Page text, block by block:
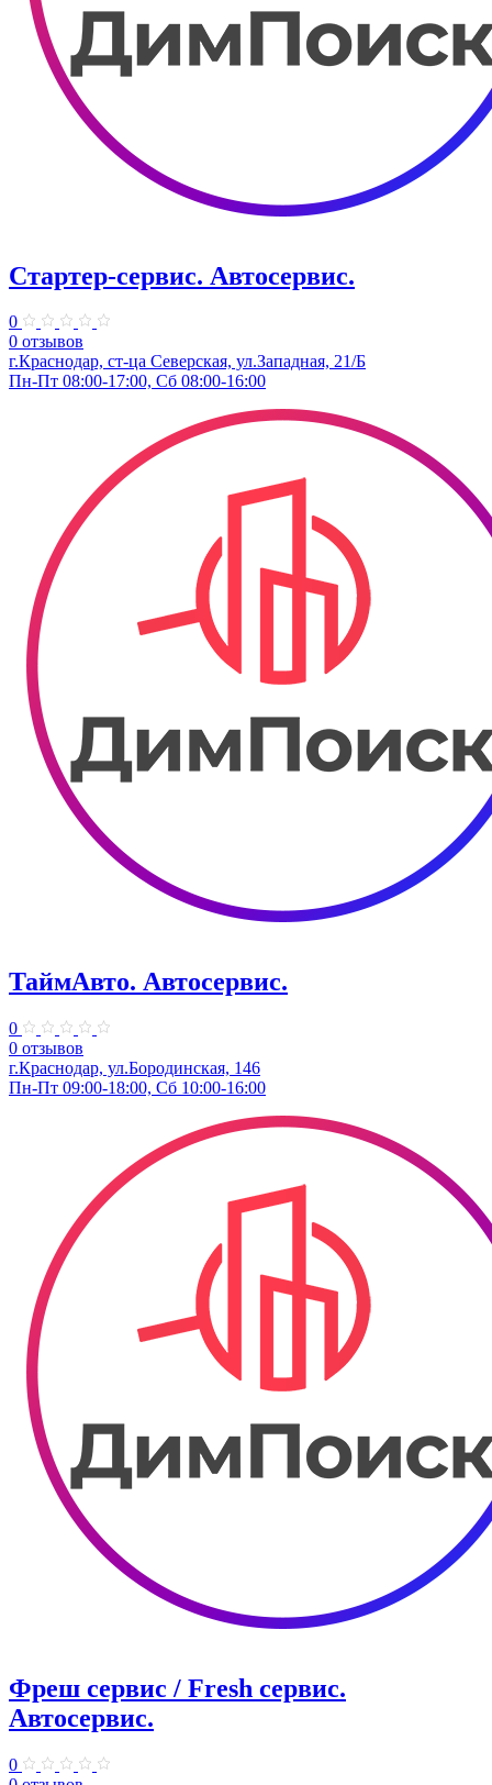
Стартер-сервис. ​Автосервис.
0
0 отзывов
г.Краснодар, ст-ца ​Северская, ул.Западная, 21/Б
Пн-Пт 08:00-17:00, Сб 08:00-16:00
ТаймАвто. Автосервис.
0
0 отзывов
г.Краснодар, ул.Бородинская, 146
Пн-Пт 09:00-18:00, Сб 10:00-16:00
Фреш сервис / Fresh сервис.
Автосервис.
0